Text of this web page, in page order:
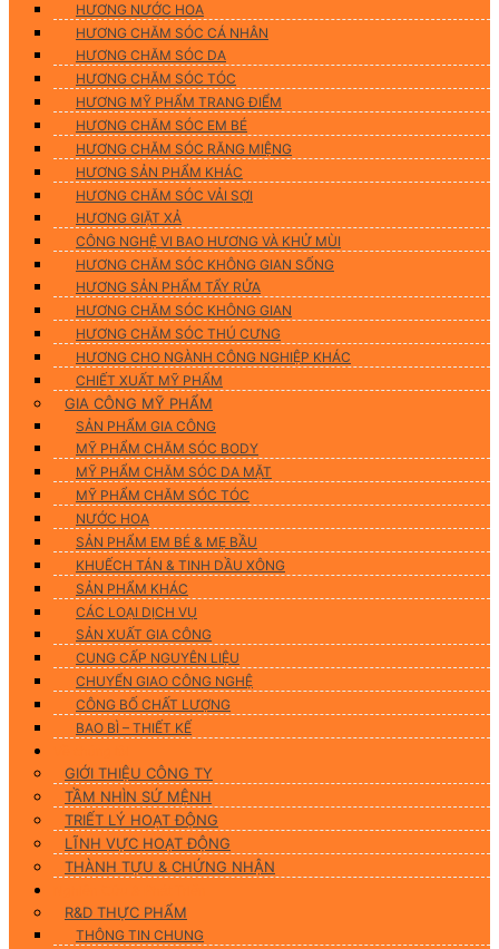
HƯƠNG NƯỚC HOA
HƯƠNG CHĂM SÓC CÁ NHÂN
HƯƠNG CHĂM SÓC DA
HƯƠNG CHĂM SÓC TÓC
HƯƠNG MỸ PHẨM TRANG ĐIỂM
HƯƠNG CHĂM SÓC EM BÉ
HƯƠNG CHĂM SÓC RĂNG MIỆNG
HƯƠNG SẢN PHẨM KHÁC
HƯƠNG CHĂM SÓC VẢI SỢI
HƯƠNG GIẶT XẢ
CÔNG NGHỆ VI BAO HƯƠNG VÀ KHỬ MÙI
HƯƠNG CHĂM SÓC KHÔNG GIAN SỐNG
HƯƠNG SẢN PHẨM TẨY RỬA
HƯƠNG CHĂM SÓC KHÔNG GIAN
HƯƠNG CHĂM SÓC THÚ CƯNG
HƯƠNG CHO NGÀNH CÔNG NGHIỆP KHÁC
CHIẾT XUẤT MỸ PHẨM
GIA CÔNG MỸ PHẨM
SẢN PHẨM GIA CÔNG
MỸ PHẨM CHĂM SÓC BODY
MỸ PHẨM CHĂM SÓC DA MẶT
MỸ PHẨM CHĂM SÓC TÓC
NƯỚC HOA
SẢN PHẨM EM BÉ & MẸ BẦU
KHUẾCH TÁN & TINH DẦU XÔNG
SẢN PHẨM KHÁC
CÁC LOẠI DỊCH VỤ
SẢN XUẤT GIA CÔNG
CUNG CẤP NGUYÊN LIỆU
CHUYỂN GIAO CÔNG NGHỆ
CÔNG BỐ CHẤT LƯỢNG
BAO BÌ – THIẾT KẾ
GIỚI THIỆU CÔNG TY
TẦM NHÌN SỨ MỆNH
TRIẾT LÝ HOẠT ĐỘNG
LĨNH VỰC HOẠT ĐỘNG
THÀNH TỰU & CHỨNG NHẬN
R&D THỰC PHẨM
THÔNG TIN CHUNG